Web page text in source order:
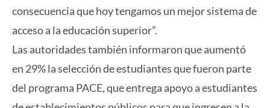
consecuencia que hoy tengamos un mejor sistema de
acceso a la educación superior”.
Las autoridades también informaron que aumentó
en 29% la selección de estudiantes que fueron parte
del programa PACE, que entrega apoyo a estudiantes